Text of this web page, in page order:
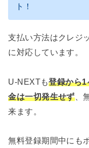
ト！
支払い方法はクレジ
に対応しています。
U-NEXTも登録から1
金は一切発生せず、
来ます。
無料登録期間中にも